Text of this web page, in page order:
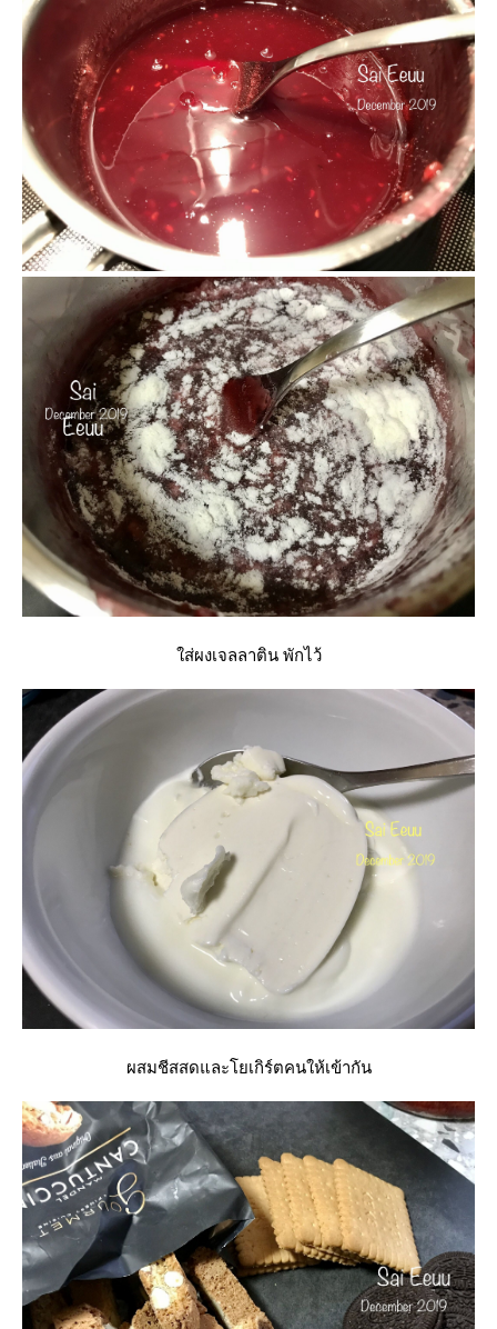
ส่ผงเจลลาติน พักไว้
ผสมชีสสดและโยเกิร์ตคนให้เข้ากัน